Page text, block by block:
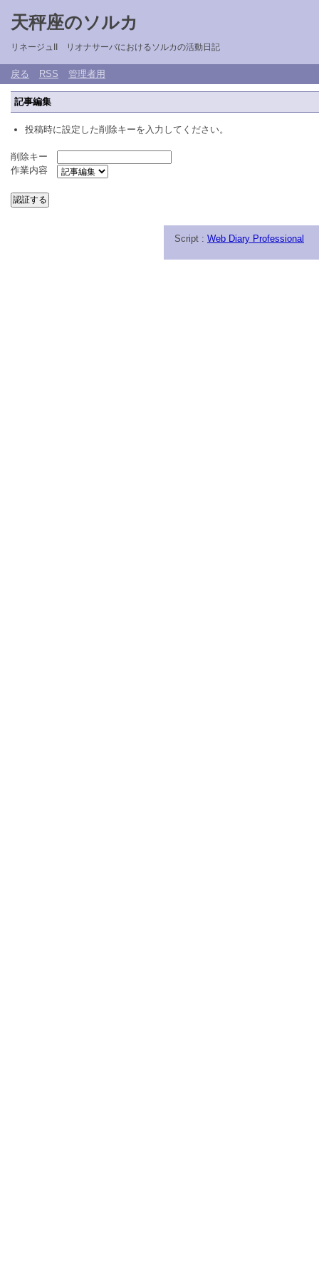
天秤座のソルカ
リネージュII リオナサーバにおけるソルカの活動日記
戻る RSS 管理者用
記事編集
投稿時に設定した削除キーを入力してください。
削除キー
作業内容
Script : Web Diary Professional